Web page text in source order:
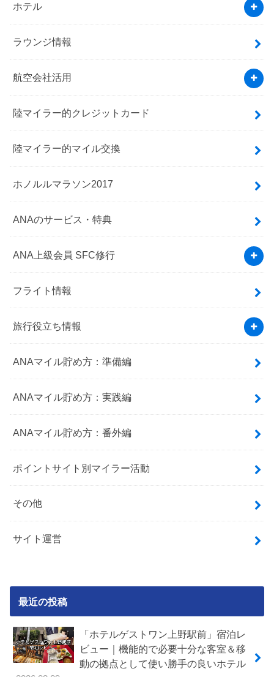
ホテル
ラウンジ情報
航空会社活用
陸マイラー的クレジットカード
陸マイラー的マイル交換
ホノルルマラソン2017
ANAのサービス・特典
ANA上級会員 SFC修行
フライト情報
旅行役立ち情報
ANAマイル貯め方：準備編
ANAマイル貯め方：実践編
ANAマイル貯め方：番外編
ポイントサイト別マイラー活動
その他
サイト運営
最近の投稿
「ホテルゲストワン上野駅前」宿泊レ
ビュー｜機能的で必要十分な客室＆移
動の拠点として使い勝手の良いホテル